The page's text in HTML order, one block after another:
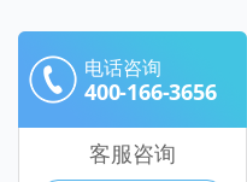
电话咨询
400-166-3656
客服咨询